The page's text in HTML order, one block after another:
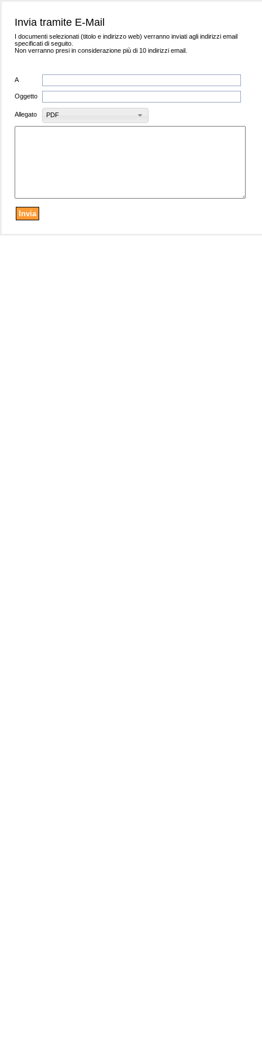
Invia tramite E-Mail
I documenti selezionati (titolo e indirizzo web) verranno inviati agli indirizzi email
specificati di seguito.
Non verranno presi in considerazione più di 10 indirizzi email.
A
Oggetto
Allegato PDF